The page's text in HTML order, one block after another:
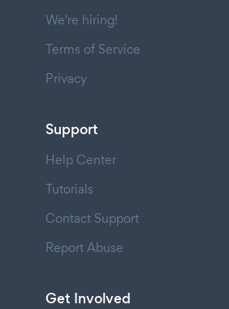
We're hiring!
Terms of Service
Privacy
Support
Help Center
Tutorials
Contact Support
Report Abuse
Get Involved